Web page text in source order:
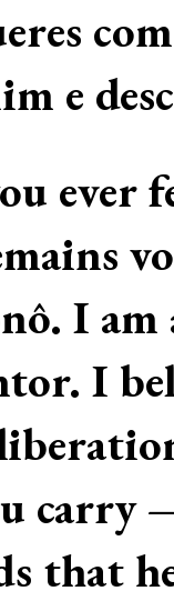
e
ever
I am
I
carry
that